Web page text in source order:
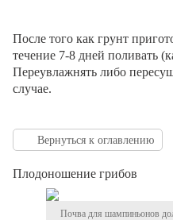
После того как грунт
течение 7-8 дней поливать
Переувлажнять либо
случае.
Вернуться к оглавлению
Плодоношение грибов
Почва для шампиньонов